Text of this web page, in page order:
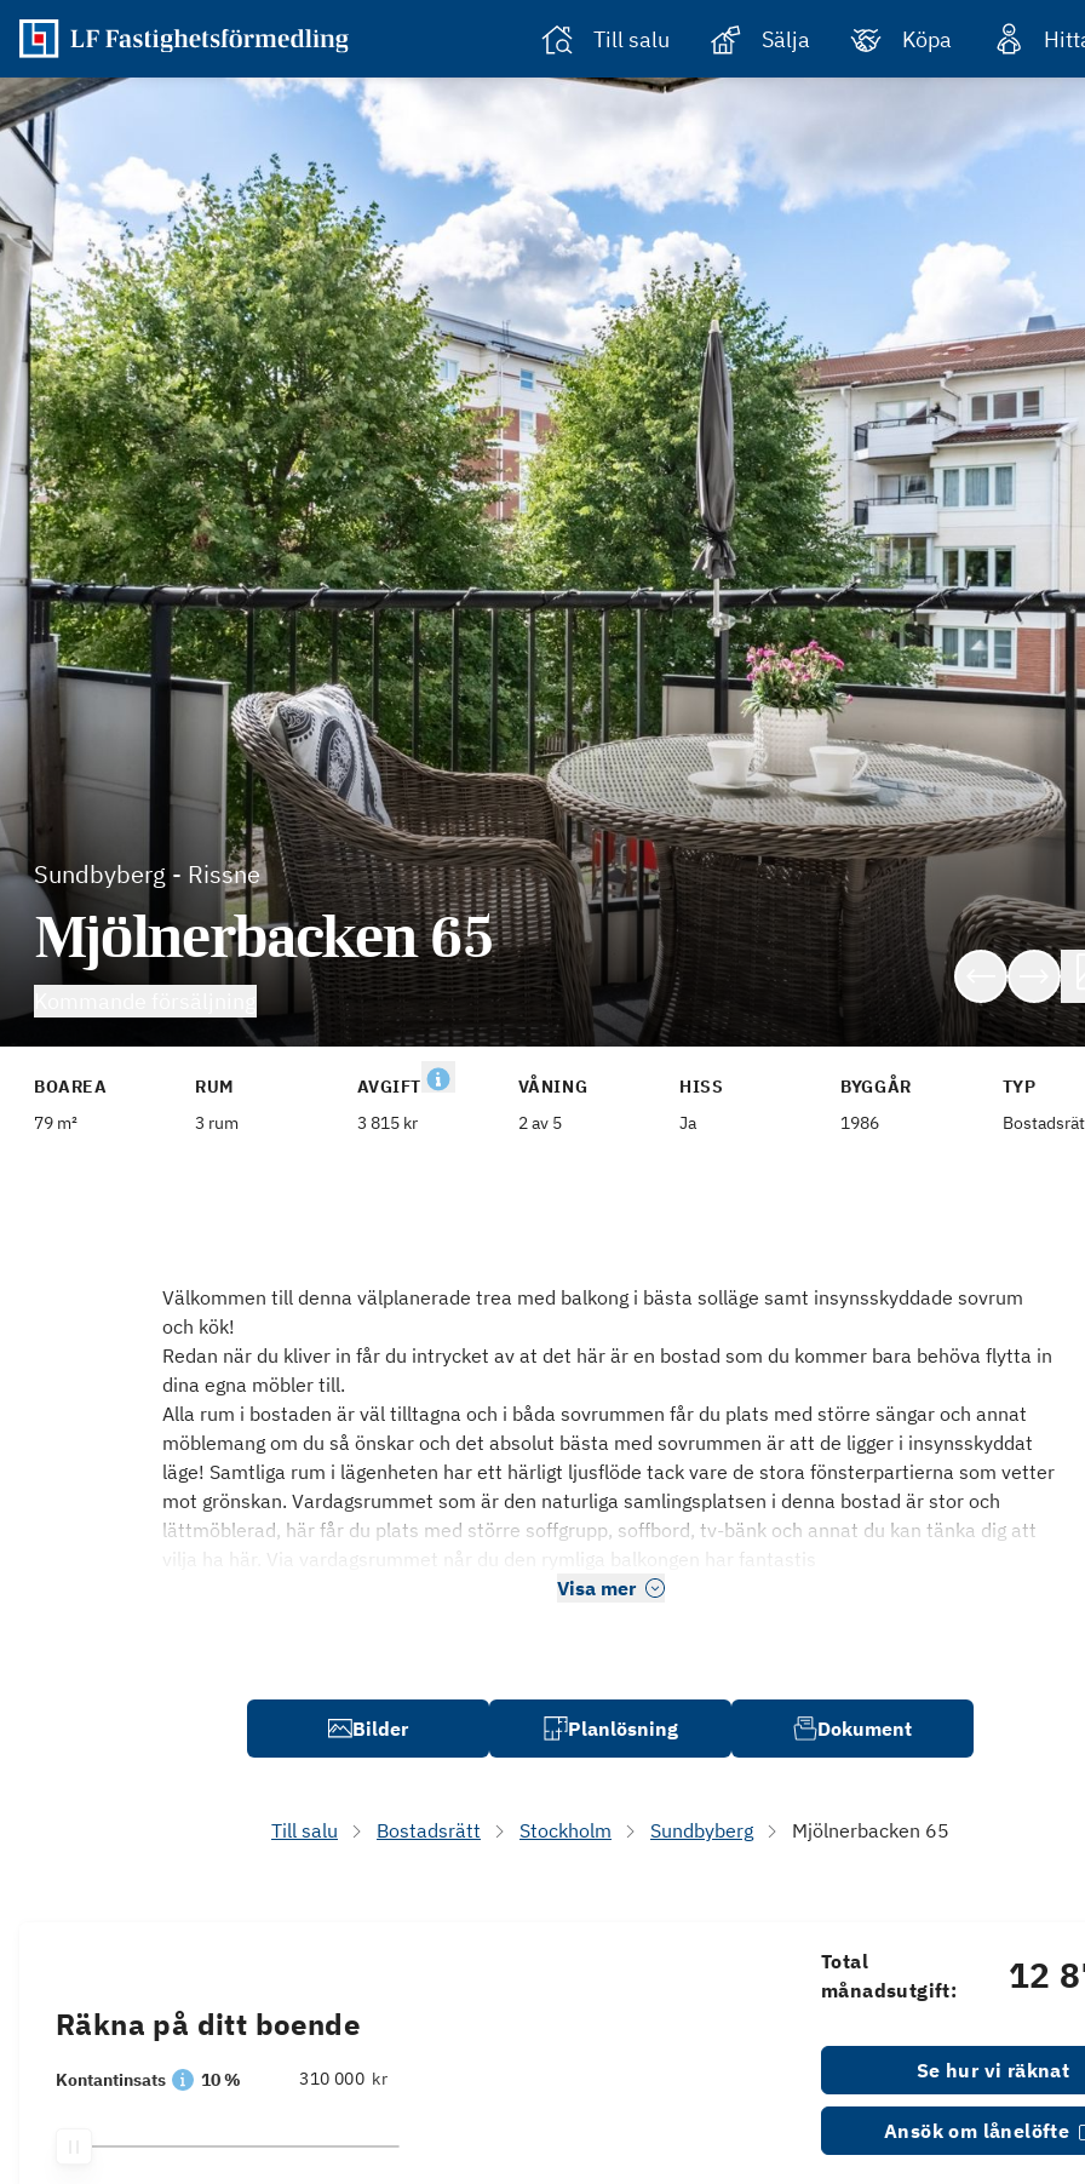
Till salu Sälja Köpa
Sundbyberg - Rissne
Mjölnerbacken 65
BOAREA
79 m²
RUM
3 rum
AVGIFT
3 815 kr
VÅNING
2 av 5
HISS
Ja
BYGGÅR
1986
TYP
Välkommen till denna välplanerade trea med balkong i bästa solläge samt insynsskyddade sovrum
och kök!
Redan när du kliver in får du intrycket av at det här är en bostad som du kommer bara behöva flytta in
dina egna möbler till.
Alla rum i bostaden är väl tilltagna och i båda sovrummen får du plats med större sängar och annat
möblemang om du så önskar och det absolut bästa med sovrummen är att de ligger i insynsskyddat
läge! Samtliga rum i lägenheten har ett härligt ljusflöde tack vare de stora fönsterpartierna som vetter
mot grönskan. Vardagsrummet som är den naturliga samlingsplatsen i denna bostad är stor och
lättmöblerad, här får du plats med större soffgrupp, soffbord, tv-bänk och annat du kan tänka dig att
vilja ha här. Via vardagsrummet når du den rymliga balkongen har fantastis
Visa mer
Bilder Planlösning Dokument
Till salu Bostadsrätt Stockholm Sundbyberg Mjölnerbacken 65
Räkna på ditt boende
Kontantinsats 10 % kr
Total
månadsutgift:
12
Se hur vi räknat
Ansök om lånelöfte